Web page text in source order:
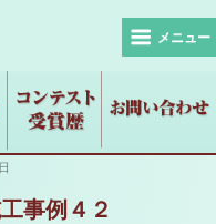
メニュー
事例４２